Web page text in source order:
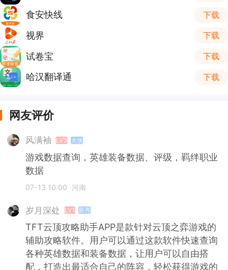
食安快线 下载
视界 下载
试卷宝 下载
哈汉翻译通 下载
网友评价
风满袖 LV3 大侠
游戏数据查询，英雄装备数据、评级，羁绊职业
数据
07-13 10:00 河南
岁月深处 LV1 新秀
TFT云顶攻略助手APP是款针对云顶之弈游戏的
辅助攻略软件。用户可以通过这款软件快速查询
各种英雄数据和装备数据，让用户可以自由搭
配，打造出最适合自己的阵容，轻松获得游戏的